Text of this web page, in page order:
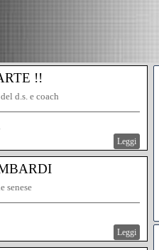
!!
d.s. e coach
Leggi
senese
Leggi